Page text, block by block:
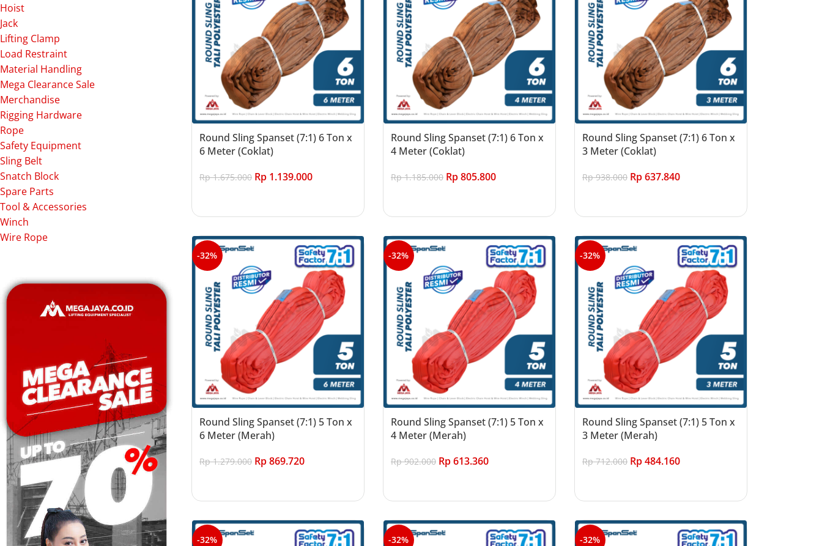
Hoist
Jack
Lifting Clamp
Load Restraint
Material Handling
Mega Clearance Sale
Merchandise
Rigging Hardware
Rope
Safety Equipment
Sling Belt
Snatch Block
Spare Parts
Tool & Accessories
Winch
Wire Rope
Round Sling Spanset (7:1) 6 Ton x
6 Meter (Coklat)
Rp1.675.000 Rp1.139.000
Round Sling Spanset (7:1) 6 Ton x
4 Meter (Coklat)
Rp1.185.000 Rp805.800
Round Sling Spanset (7:1) 6 Ton x
3 Meter (Coklat)
Rp938.000 Rp637.840
-32%
Round Sling Spanset (7:1) 5 Ton x
6 Meter (Merah)
Rp1.279.000 Rp869.720
-32%
Round Sling Spanset (7:1) 5 Ton x
4 Meter (Merah)
Rp902.000 Rp613.360
-32%
Round Sling Spanset (7:1) 5 Ton x
3 Meter (Merah)
Rp712.000 Rp484.160
-32% -32% -32%